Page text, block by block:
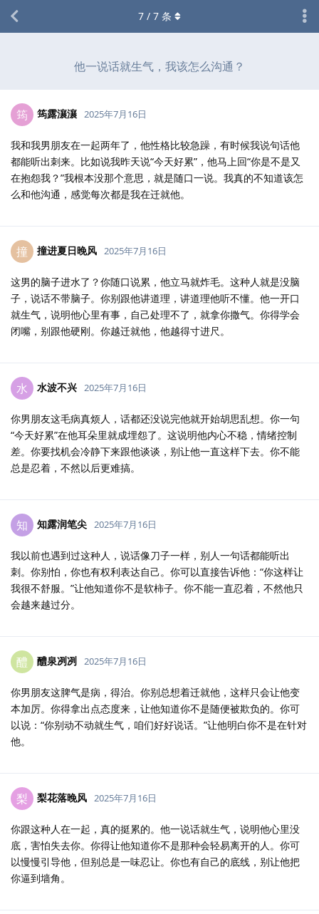
他一说话就生气，我该怎么沟通？
7 / 7 条
筠 筠露瀼瀼 2025年7月16日
我和我男朋友在一起两年了，他性格比较急躁，有时候我说句话他
都能听出刺来。比如说我昨天说“今天好累”，他马上回“你是不是又
在抱怨我？”我根本没那个意思，就是随口一说。我真的不知道该怎
么和他沟通，感觉每次都是我在迁就他。
撞 撞进夏日晚风 2025年7月16日
这男的脑子进水了？你随口说累，他立马就炸毛。这种人就是没脑
子，说话不带脑子。你别跟他讲道理，讲道理他听不懂。他一开口
就生气，说明他心里有事，自己处理不了，就拿你撒气。你得学会
闭嘴，别跟他硬刚。你越迁就他，他越得寸进尺。
水 水波不兴 2025年7月16日
你男朋友这毛病真烦人，话都还没说完他就开始胡思乱想。你一句
“今天好累”在他耳朵里就成埋怨了。这说明他内心不稳，情绪控制
差。你要找机会冷静下来跟他谈谈，别让他一直这样下去。你不能
总是忍着，不然以后更难搞。
知 知露润笔尖 2025年7月16日
我以前也遇到过这种人，说话像刀子一样，别人一句话都能听出
刺。你别怕，你也有权利表达自己。你可以直接告诉他：“你这样让
我很不舒服。”让他知道你不是软柿子。你不能一直忍着，不然他只
会越来越过分。
醴 醴泉冽冽 2025年7月16日
你男朋友这脾气是病，得治。你别总想着迁就他，这样只会让他变
本加厉。你得拿出点态度来，让他知道你不是随便被欺负的。你可
以说：“你别动不动就生气，咱们好好说话。”让他明白你不是在针对
他。
梨 梨花落晚风 2025年7月16日
你跟这种人在一起，真的挺累的。他一说话就生气，说明他心里没
底，害怕失去你。你得让他知道你不是那种会轻易离开的人。你可
以慢慢引导他，但别总是一味忍让。你也有自己的底线，别让他把
你逼到墙角。